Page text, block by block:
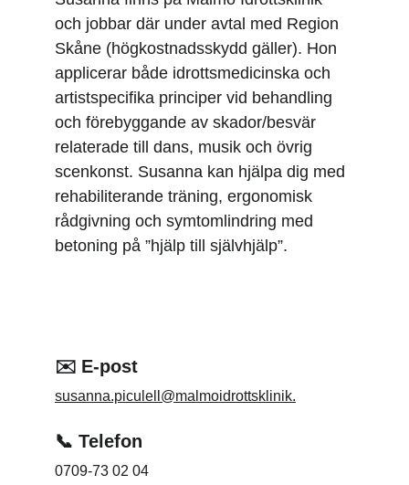
och jobbar där under avtal med Region
Skåne (högkostnadsskydd gäller). Hon
applicerar både idrottsmedicinska och
artistspecifika principer vid behandling
och förebyggande av skador/besvär
relaterade till dans, musik och övrig
scenkonst. Susanna kan hjälpa dig med
rehabiliterande träning, ergonomisk
rådgivning och symtomlindring med
betoning på ”hjälp till självhjälp”.
✉️ E-post
susanna.piculell@malmoidrottsklinik.
📞 Telefon
0709-73 02 04